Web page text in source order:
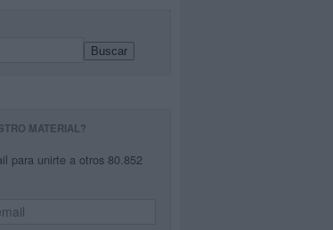
Buscar
MATERIAL?
para unirte a otros 80.852